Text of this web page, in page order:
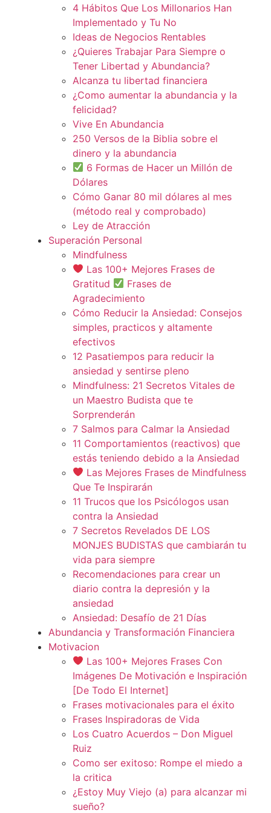
4 Hábitos Que Los Millonarios Han
Implementado y Tu No
Ideas de Negocios Rentables
¿Quieres Trabajar Para Siempre o
Tener Libertad y Abundancia?
Alcanza tu libertad financiera
¿Como aumentar la abundancia y la
felicidad?
Vive En Abundancia
250 Versos de la Biblia sobre el
dinero y la abundancia
6 Formas de Hacer un Millón de
Dólares
Cómo Ganar 80 mil dólares al mes
(método real y comprobado)
Ley de Atracción
Superación Personal
Mindfulness
Las 100+ Mejores Frases de
Gratitud
Frases de
Agradecimiento
Cómo Reducir la Ansiedad: Consejos
simples, practicos y altamente
efectivos
12 Pasatiempos para reducir la
ansiedad y sentirse pleno
Mindfulness: 21 Secretos Vitales de
un Maestro Budista que te
Sorprenderán
7 Salmos para Calmar la Ansiedad
11 Comportamientos (reactivos) que
estás teniendo debido a la Ansiedad
Las Mejores Frases de Mindfulness
Que Te Inspirarán
11 Trucos que los Psicólogos usan
contra la Ansiedad
7 Secretos Revelados DE LOS
MONJES BUDISTAS que cambiarán tu
vida para siempre
Recomendaciones para crear un
diario contra la depresión y la
ansiedad
Ansiedad: Desafío de 21 Días
Abundancia y Transformación Financiera
Motivacion
Las 100+ Mejores Frases Con
Imágenes De Motivación e Inspiración
[De Todo El Internet]
Frases motivacionales para el éxito
Frases Inspiradoras de Vida
Los Cuatro Acuerdos – Don Miguel
Ruiz
Como ser exitoso: Rompe el miedo a
la critica
¿Estoy Muy Viejo (a) para alcanzar mi
sueño?